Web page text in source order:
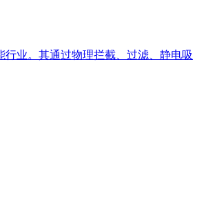
业。其通过物理拦截、过滤、静电吸